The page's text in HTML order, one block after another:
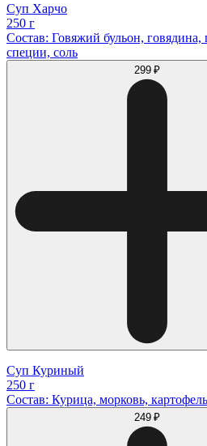
Суп Харчо
250 г
Состав: Говяжий бульон,
специи, соль
299 ₽
Суп Куриный
250 г
Состав: Курица, морковь,
249 ₽